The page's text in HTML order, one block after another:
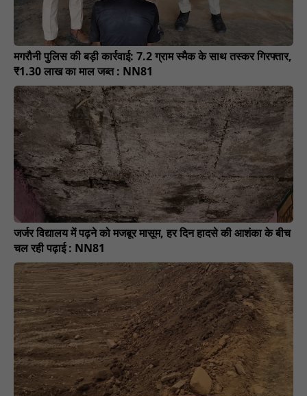
मगरौनी पुलिस की बड़ी कार्रवाई: 7.2 ग्राम स्मैक के साथ तस्कर गिरफ्तार,
₹1.30 लाख का माल जब्त : NN81
जर्जर विद्यालय में पढ़ने को मजबूर मासूम, हर दिन हादसे की आशंका के बीच
चल रही पढ़ाई : NN81